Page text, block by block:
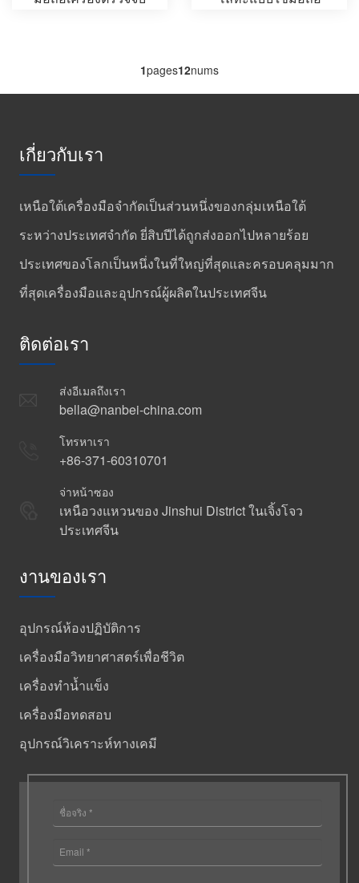
1pages12nums
เกี่ยวกับเรา
เหนือใต้เครื่องมือจำกัดเป็นส่วนหนึ่งของกลุ่มเหนือใต้
ระหว่างประเทศจำกัด ยี่สิบปีได้ถูกส่งออกไปหลายร้อย
ประเทศของโลกเป็นหนึ่งในที่ใหญ่ที่สุดและครอบคลุมมาก
ที่สุดเครื่องมือและอุปกรณ์ผู้ผลิตในประเทศจีน
ติดต่อเรา
ส่งอีเมลถึงเรา
bella@nanbei-china.com
โทรหาเรา
+86-371-60310701
จ่าหน้าซอง
เหนือวงแหวนของ Jinshui District ในเจิ้งโจว
ประเทศจีน
งานของเรา
อุปกรณ์ห้องปฏิบัติการ
เครื่องมือวิทยาศาสตร์เพื่อชีวิต
เครื่องทำน้ำแข็ง
เครื่องมือทดสอบ
อุปกรณ์วิเคราะห์ทางเคมี